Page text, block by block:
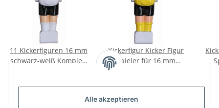
Alle akzeptieren
11 Kickerfiguren 16 mm
schwarz-weiß Komplett
Kickerfigur Kicker Figur
Spieler für 16 mm
Stangen gelb-schwarz